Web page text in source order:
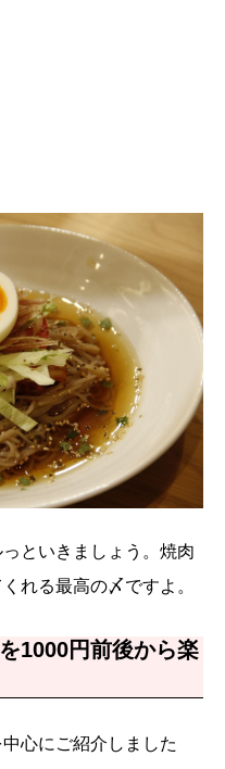
といきましょう。焼肉
れる最高の〆ですよ。
1000円前後から楽
心にご紹介しました